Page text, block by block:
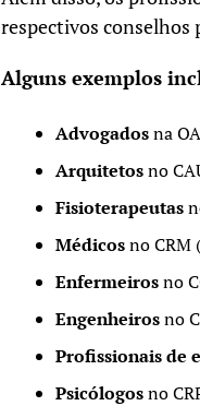
respectivos conselhos
Alguns exemplos
Advogadosna
Arquitetosno
Fisioterapeutas
Médicosno CRM
Enfermeirosno
Engenheirosno
Profissionais de
Psicólogosno